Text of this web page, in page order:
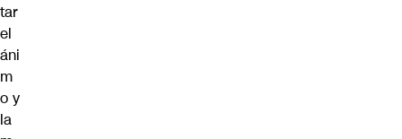
tar
el
áni
m
o y
la